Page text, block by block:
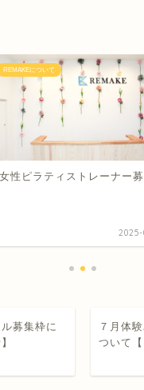
REMAKEについて
女性ピラティストレーナー
2025-
募集枠に
７月体
ついて【